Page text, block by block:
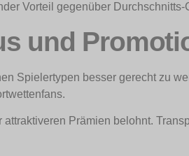
Vorteil gegenüber Durchschnitts-
und
Spielertypen besser gerecht zu
Prämien belohnt.